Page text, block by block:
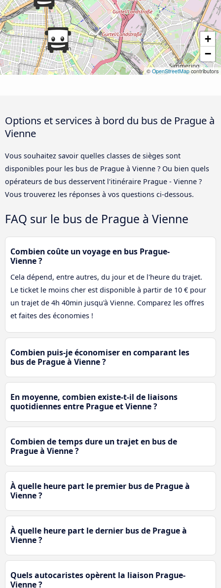
+
−
© OpenStreetMap contributors
Options et services à bord du bus de Prague à
Vienne
Vous souhaitez savoir quelles classes de sièges sont
disponibles pour les bus de Prague à Vienne ? Ou bien quels
opérateurs de bus desservent l'itinéraire Prague - Vienne ?
Vous trouverez les réponses à vos questions ci-dessous.
FAQ sur le bus de Prague à Vienne
Combien coûte un voyage en bus Prague-
Vienne ?
Cela dépend, entre autres, du jour et de l'heure du trajet.
Le ticket le moins cher est disponible à partir de 10 € pour
un trajet de 4h 40min jusqu'à Vienne. Comparez les offres
et faites des économies !
Combien puis-je économiser en comparant les
bus de Prague à Vienne ?
En moyenne, combien existe-t-il de liaisons
quotidiennes entre Prague et Vienne ?
Combien de temps dure un trajet en bus de
Prague à Vienne ?
À quelle heure part le premier bus de Prague à
Vienne ?
À quelle heure part le dernier bus de Prague à
Vienne ?
Quels autocaristes opèrent la liaison Prague-
Vienne ?